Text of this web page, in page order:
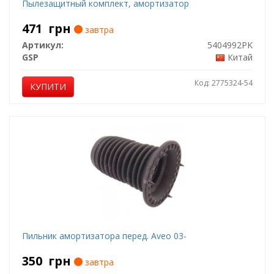
Пылезащитный комплект, амортизатор
471 грн
завтра
Артикул:
5404992PK
GSP
Китай
КУПИТИ Код: 2775324-54
Пильник амортизатора перед. Aveo 03-
350 грн
завтра